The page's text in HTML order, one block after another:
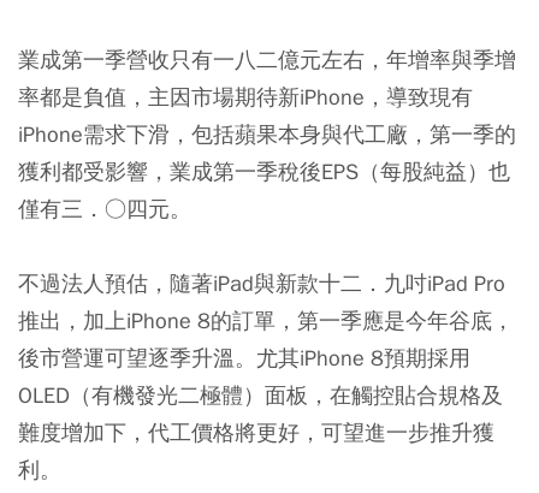
業成第一季營收只有一八二億元左右，年增率與季增
率都是負值，主因市場期待新iPhone，導致現有
iPhone需求下滑，包括蘋果本身與代工廠，第一季的
獲利都受影響，業成第一季稅後EPS（每股純益）也
僅有三．○四元。
不過法人預估，隨著iPad與新款十二．九吋iPad Pro
推出，加上iPhone 8的訂單，第一季應是今年谷底，
後市營運可望逐季升溫。尤其iPhone 8預期採用
OLED（有機發光二極體）面板，在觸控貼合規格及
難度增加下，代工價格將更好，可望進一步推升獲
利。